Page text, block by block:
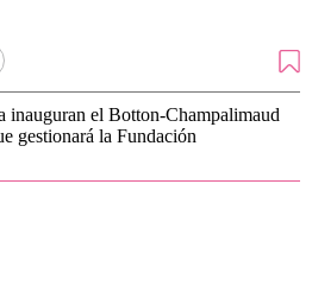
el Botton-Champalimaud
gestionará la Fundación